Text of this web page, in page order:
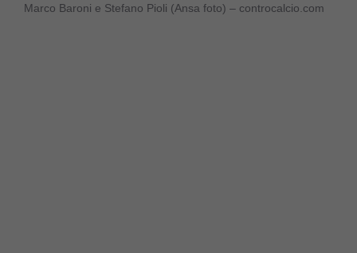
Marco Baroni e Stefano Pioli (Ansa foto) – controcalcio.com